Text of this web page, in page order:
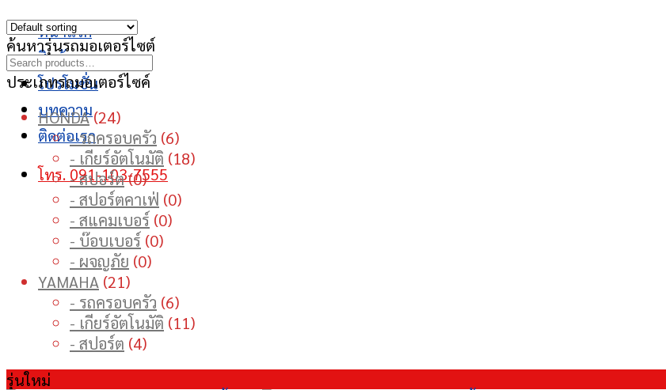
หน้าแรก
สินค้า
โปรโมชั่น
บทความ
ติดต่อเรา
โทร. 091-103-7555
ค้นหารุ่นรถมอเตอร์ไซต์
ประเภทรถมอเตอร์ไซค์
HONDA 2424
products
- รถครอบครัว 66
products
- เกียร์อัตโนมัติ 1818
- สปอร์ต 00
products
- สปอร์ตคาเฟ่ 00
- สแคมเบอร์ 00
- บ๊อบเบอร์ 00
- ผจญภัย 00
YAMAHA 2121
products
- รถครอบครัว 66
products
- เกียร์อัตโนมัติ 1111
- สปอร์ต 44
รุ่นใหม่